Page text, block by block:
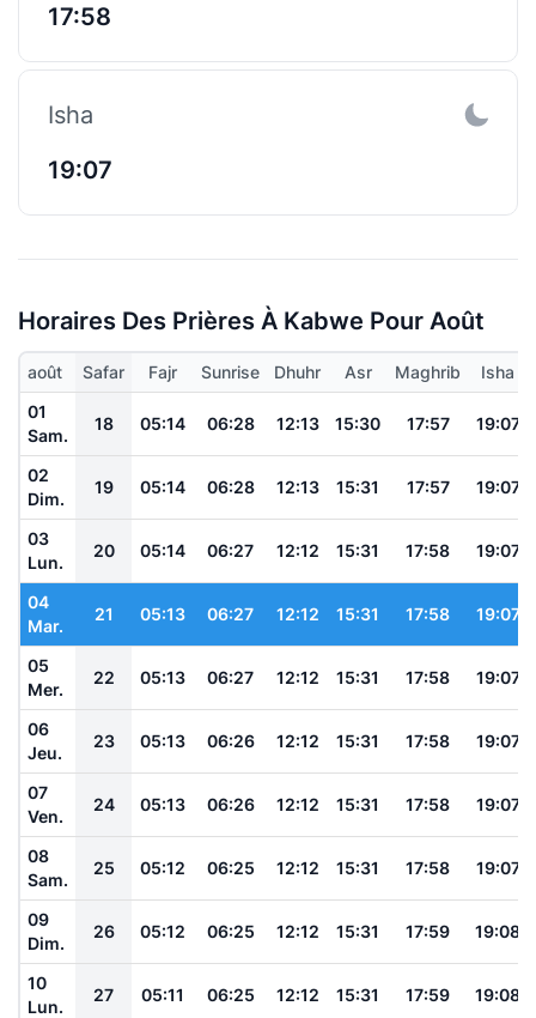
17:58
Isha
19:07
Horaires Des Prières À Kabwe Pour Août
août Safar Fajr Sunrise Dhuhr Asr Maghrib
Isha
01
Sam.
18 05:14 06:28 12:13 15:30 17:57 19:07
02
Dim.
19 05:14 06:28 12:13 15:31 17:57 19:07
03
Lun.
20 05:14 06:27 12:12 15:31 17:58 19:07
04
Mar.
21 05:13 06:27 12:12 15:31 17:58 19:07
05
Mer.
22 05:13 06:27 12:12 15:31 17:58 19:07
06
Jeu.
23 05:13 06:26 12:12 15:31 17:58 19:07
07
Ven.
24 05:13 06:26 12:12 15:31 17:58 19:07
08
Sam.
25 05:12 06:25 12:12 15:31 17:58 19:07
09
Dim.
26 05:12 06:25 12:12 15:31 17:59 19:08
10
Lun.
27 05:11 06:25 12:12 15:31 17:59 19:08